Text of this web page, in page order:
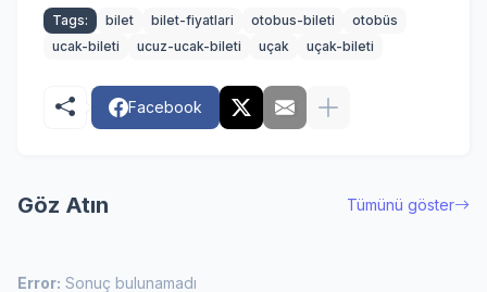
Tags: bilet bilet-fiyatlari otobus-bileti
otobüs
ucak-bileti
ucuz-ucak-bileti uçak uçak-bileti
Facebook
Göz Atın Tümünü göster
Error: Sonuç bulunamadı